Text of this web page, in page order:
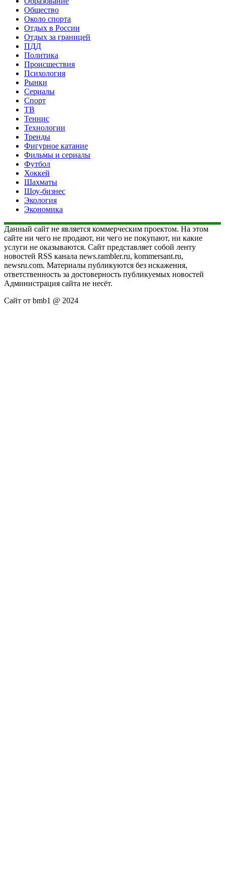
Общество
Около спорта
Отдых в России
Отдых за границей
ПДД
Политика
Происшествия
Психология
Рынки
Сериалы
Спорт
ТВ
Теннис
Технологии
Тренды
Фигурное катание
Фильмы и сериалы
Футбол
Хоккей
Шахматы
Шоу-бизнес
Экология
Экономика
Данный сайт не является коммерческим проектом. На этом
сайте ни чего не продают, ни чего не покупают, ни какие
услуги не оказываются. Сайт представляет собой ленту
новостей RSS канала news.rambler.ru, kommersant.ru,
newsru.com. Материалы публикуются без искажения,
ответственность за достоверность публикуемых новостей
Администрация сайта не несёт.
Сайт от bmb1 @ 2024